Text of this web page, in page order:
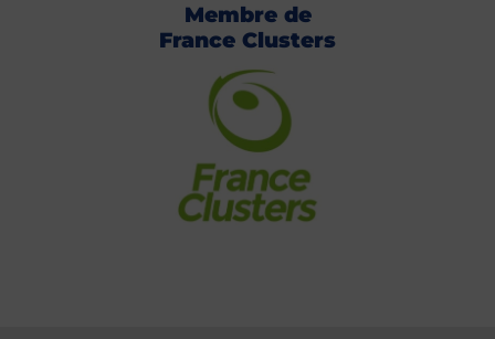
Membre de
France Clusters